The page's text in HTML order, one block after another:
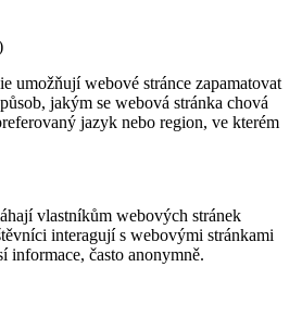
umožňují webové stránce zapamatovat
jakým se webová stránka chová
jazyk nebo region, ve kterém
vlastníkům webových stránek
interagují s webovými stránkami
informace, často anonymně.